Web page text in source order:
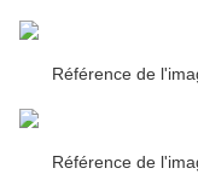
Référence de
Référence de